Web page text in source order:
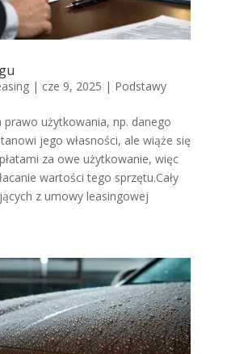
| cze 9, 2025 | Podstawy
prawo użytkowania, np. danego
jego własności, ale wiąże się
za owe użytkowanie, więc
wartości tego sprzętu.Cały
z umowy leasingowej